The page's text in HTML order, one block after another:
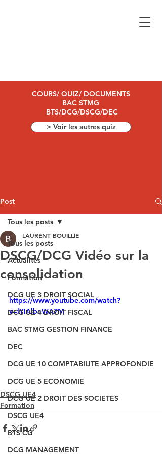
COURS/ QUIZ/ DOCUMENTS
BAC STMG
BTS/DCG/DSCG/DEC
> Voir les autres quiz
Post
Tous les posts
Actualités
Formation
DCG UE 3 DROIT SOCIAL
DCG UE 4 DROIT FISCAL
BAC STMG GESTION FINANCE
DEC
DCG UE 10 COMPTABILITE APPROFONDIE
DCG UE 5 ECONOMIE
DCG UE 2 DROIT DES SOCIETES
DSCG UE4
BTS CG
DCG MANAGEMENT
Tous les posts
DSCG/DCG Vidéo sur la
consolidation
LAURENT BOUILLIE
https://www.youtube.com/watch?
v=lYIAlbaWA7M
DSCG UE4
Formation